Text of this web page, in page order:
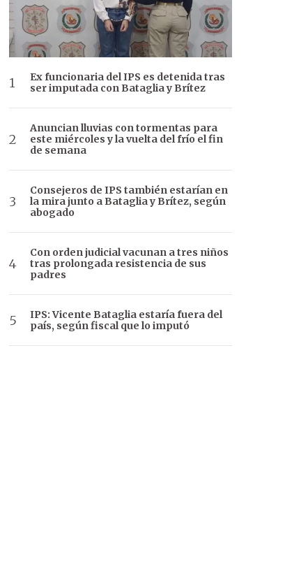
Ex funcionaria del IPS es detenida tras
ser imputada con Bataglia y Brítez
Anuncian lluvias con tormentas para
este miércoles y la vuelta del frío el fin
de semana
Consejeros de IPS también estarían en
la mira junto a Bataglia y Brítez, según
abogado
Con orden judicial vacunan a tres niños
tras prolongada resistencia de sus
padres
IPS: Vicente Bataglia estaría fuera del
país, según fiscal que lo imputó